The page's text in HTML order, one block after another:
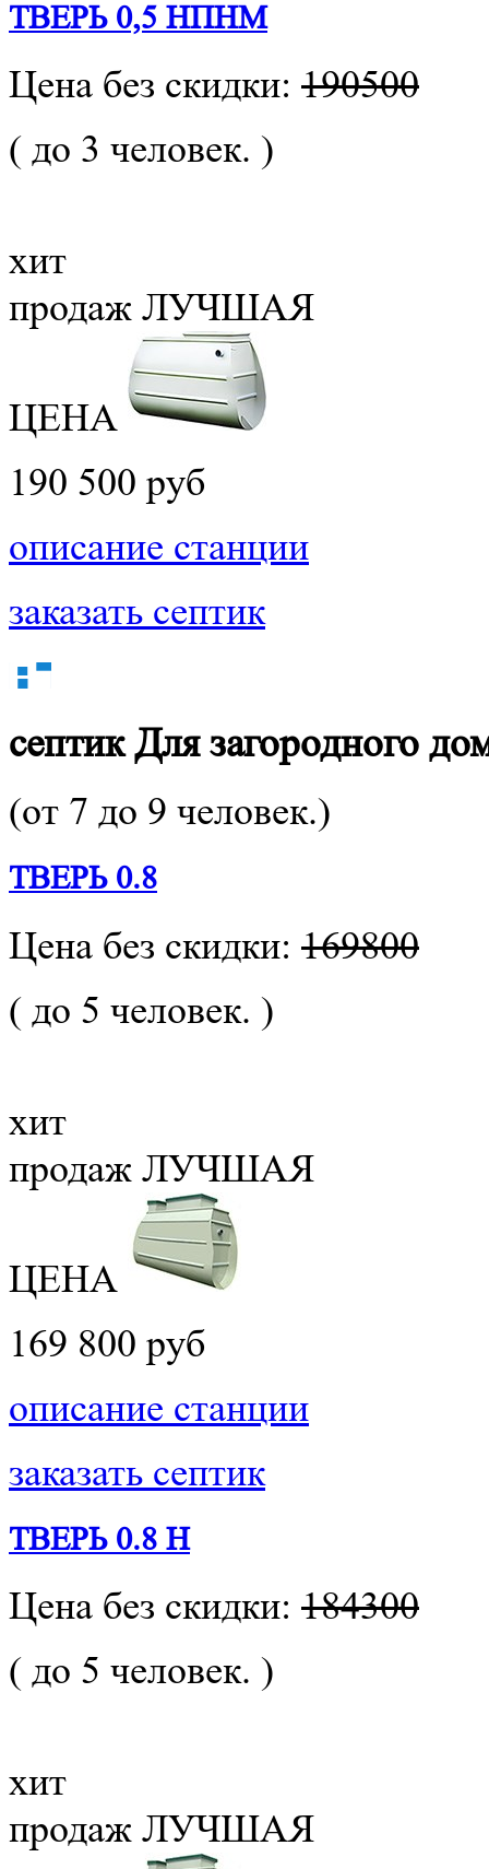
ТВЕРЬ 0,5 НПНМ
Цена без скидки: 190500
( до 3 человек. )
хит
продаж ЛУЧШАЯ
ЦЕНА
190 500 руб
описание станции
заказать септик
септикДля загородного
(от 7 до 9 человек.)
ТВЕРЬ 0.8
Цена без скидки: 169800
( до 5 человек. )
хит
продаж ЛУЧШАЯ
ЦЕНА
169 800 руб
описание станции
заказать септик
ТВЕРЬ 0.8 Н
Цена без скидки: 184300
( до 5 человек. )
хит
продаж ЛУЧШАЯ